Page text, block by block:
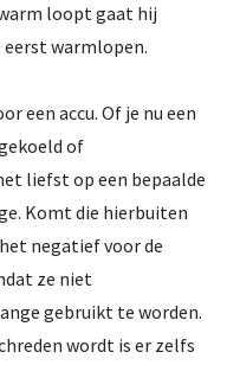
loopt gaat hij
eerst warmlopen.
een accu. Of je nu een
of
liefst op een bepaalde
Komt die hierbuiten
negatief voor de
ze niet
gebruikt te worden.
wordt is er zelfs